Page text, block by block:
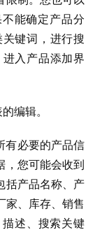
能确定产品分
键词，进行搜
入产品添加界
编辑。
有必要的产品信
，您可能会收到
括产品名称、产
家、库存、销售
述、搜索关键